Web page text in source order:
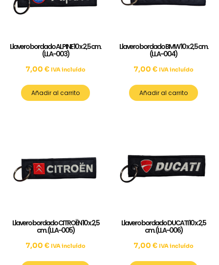
Llavero bordado ALPINE 10 x 2,5 cm.
(LLA-003)
7,00 € IVA incluído
Añadir al carrito
Llavero bordado BMW 10 x 2,5 cm.
(LLA-004)
7,00 € IVA incluído
Añadir al carrito
Llavero bordado CITROËN 10 x 2,5
cm. (LLA-005)
7,00 € IVA incluído
Llavero bordado DUCATI 10 x 2,5
cm. (LLA-006)
7,00 € IVA incluído